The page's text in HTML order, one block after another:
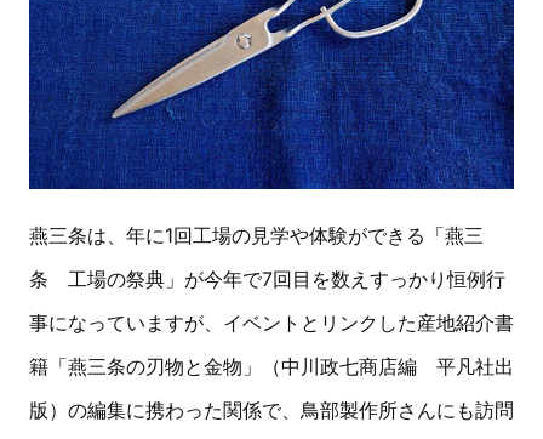
燕三条は、年に1回工場の見学や体験ができる「燕三
条 工場の祭典」が今年で7回目を数えすっかり恒例行
事になっていますが、イベントとリンクした産地紹介書
籍「燕三条の刃物と金物」（中川政七商店編 平凡社出
版）の編集に携わった関係で、鳥部製作所さんにも訪問